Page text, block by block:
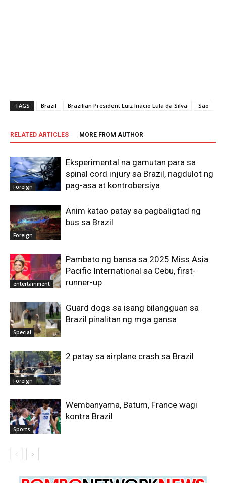
TAGS Brazil Brazilian President Luiz Inácio Lula da Silva Sao
RELATED ARTICLES MORE FROM AUTHOR
Foreign
Eksperimental na gamutan para sa
spinal cord injury sa Brazil, nagdulot ng
pag-asa at kontrobersiya
Foreign
Anim katao patay sa pagbaligtad ng
bus sa Brazil
entertainment
Pambato ng bansa sa 2025 Miss Asia
Pacific International sa Cebu, first-
runner-up
Special
Guard dogs sa isang bilangguan sa
Brazil pinalitan ng mga gansa
Foreign
2 patay sa airplane crash sa Brazil
Sports
Wembanyama, Batum, France wagi
kontra Brazil